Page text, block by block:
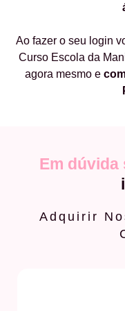
Ao fazer o seu login
Curso Escola da
agora mesmo e
Em dúvida
Adquirir